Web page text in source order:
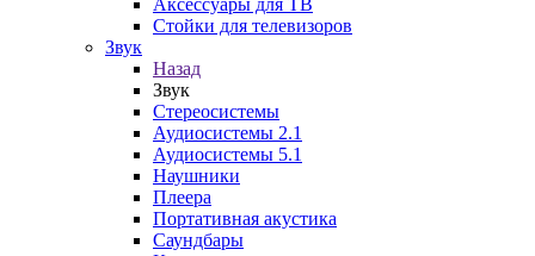
Аксессуары для ТВ
Стойки для телевизоров
Звук
Назад
Звук
Стереосистемы
Аудиосистемы 2.1
Аудиосистемы 5.1
Наушники
Плеера
Портативная акустика
Саундбары